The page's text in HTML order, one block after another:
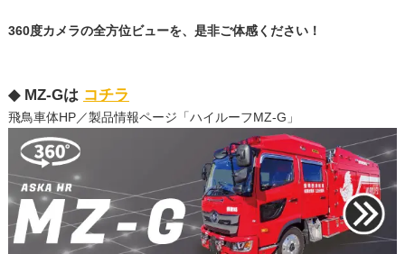
360度カメラの全方位ビューを、是非ご体感ください！
◆ MZ-Gは コチラ
飛鳥車体HP／製品情報ページ「ハイルーフMZ-G」